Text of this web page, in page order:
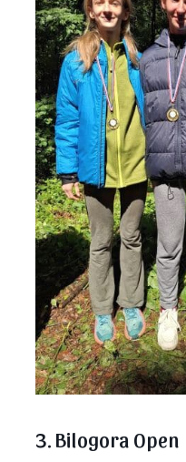
3. Bilogora Open